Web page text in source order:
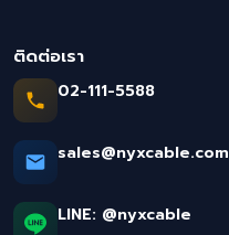
ติดต่อเรา
02-111-5588
sales@nyxcable.com
LINE: @nyxcable